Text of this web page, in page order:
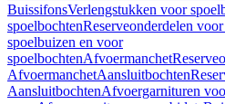
BuissifonsVerlengstukken voor
spoelbochtenReserveonderdelen
spoelbuizen en voor
spoelbochtenAfvoermanchet
AfvoermanchetAansluitbochten
AansluitbochtenAfvoergarnituren